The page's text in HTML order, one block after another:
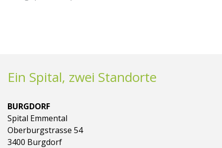
Ein Spital, zwei Standorte
BURGDORF
Spital Emmental
Oberburgstrasse 54
3400 Burgdorf